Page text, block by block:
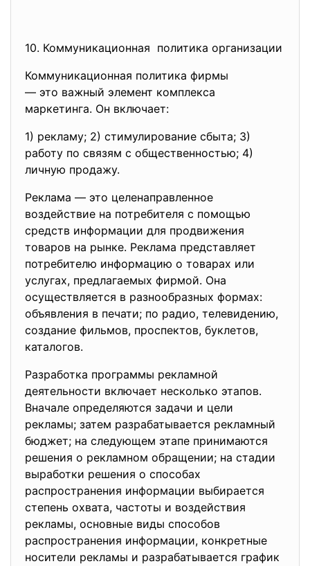
10. Коммуникационная политика организации
Коммуникационная политика фирмы
— это важный элемент комплекса
маркетинга. Он включает:
1) рекламу; 2) стимулирование сбыта; 3)
работу по связям с общественностью; 4)
личную продажу.
Реклама — это целенаправленное
воздействие на потребителя с помощью
средств информации для продвижения
товаров на рынке. Реклама представляет
потребителю информацию о товарах или
услугах, предлагаемых фирмой. Она
осуществляется в разнообразных формах:
объявления в печати; по радио, телевидению,
создание фильмов, проспектов, буклетов,
каталогов.
Разработка программы рекламной
деятельности включает несколько этапов.
Вначале определяются задачи и цели
рекламы; затем разрабатывается рекламный
бюджет; на следующем этапе принимаются
решения о рекламном обращении; на стадии
выработки решения о способах
распространения информации выбирается
степень охвата, частоты и воздействия
рекламы, основные виды способов
распространения информации, конкретные
носители рекламы и разрабатывается график